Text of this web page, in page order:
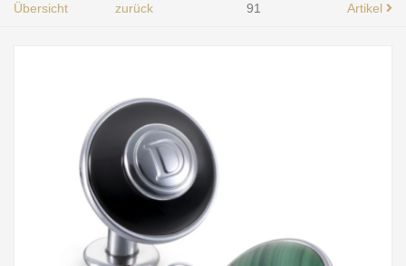
Übersicht
zurück
91
Artikel